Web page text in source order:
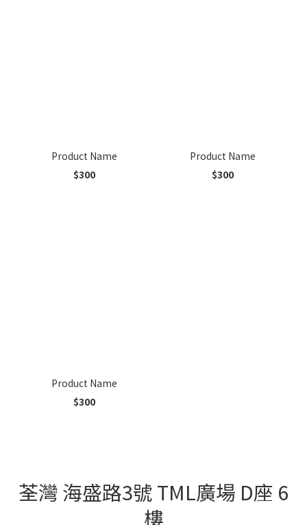
Product Name
$300
Product Name
$300
Product Name
$300
荃灣 海盛路3號 TML廣場 D座 6
樓